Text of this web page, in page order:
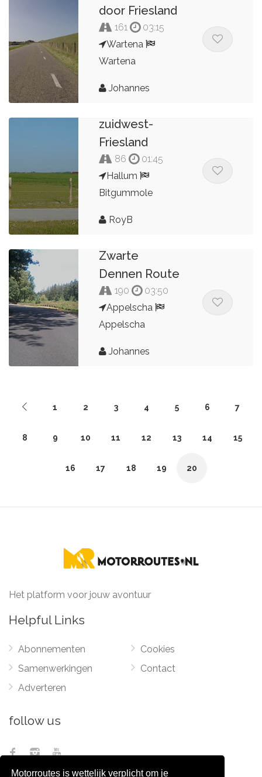
Motorroutes is wettelijk verplicht om je
door Friesland
161
03:15
Wartena
Wartena
Johannes
zuidwest-
Friesland
86
01:45
Hallum
Bitgummole
RoyB
Zwarte
Dennen Route
190
03:50
Appelscha
Appelscha
Johannes
1 2 3 4 5 6 7
8 9 10 11 12 13 14 15
16 17 18 19 20
Het platform voor jouw avontuur
Helpful Links
Abonnementen
Samenwerkingen
Adverteren
Cookies
Contact
follow us